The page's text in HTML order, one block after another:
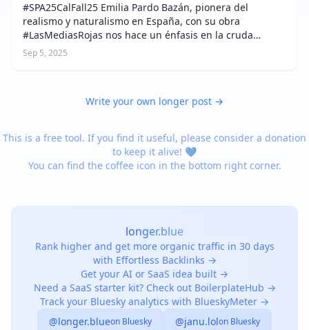
#SPA25CalFall25 Emilia Pardo Bazán, pionera del
realismo y naturalismo en España, con su obra
#LasMediasRojas nos hace un énfasis en la cruda
realidad de la cual las mujeres en el siglo diecinueve no
podían escapar. Comparar la obra con alg…
Sep 5, 2025
Write your own longer post →
This is a free tool. If you find it useful, please consider a donation
to keep it alive! 💙
You can find the coffee icon in the bottom right corner.
longer.blue
Rank higher and get more organic traffic in 30 days
with Effortless Backlinks →
Get your AI or SaaS idea built →
Need a SaaS starter kit? Check out BoilerplateHub →
Track your Bluesky analytics with BlueskyMeter →
@longer.blueon Bluesky @janu.lolon Bluesky